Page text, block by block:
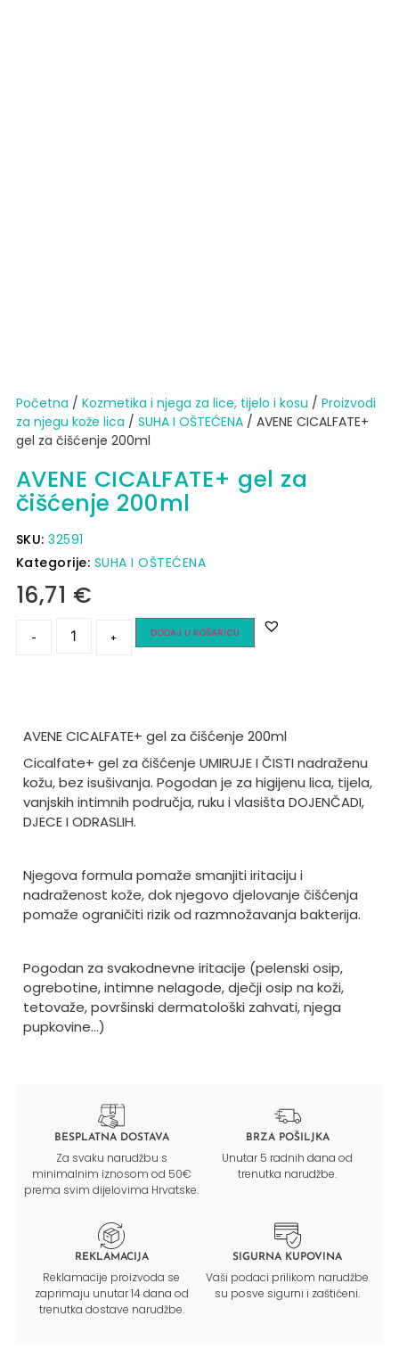
Početna / Kozmetika i njega za lice, tijelo i kosu / Proizvodi
za njegu kože lica / SUHA I OŠTEĆENA/ AVENE CICALFATE+
gel za čišćenje 200ml
AVENE CICALFATE+ gel za
čišćenje 200ml
SKU:32591
Kategorije: SUHA I OŠTEĆENA
16,71 €
- + DODAJ U KOŠARICU
AVENE CICALFATE+ gel za čišćenje 200ml
Cicalfate+ gel za čišćenje UMIRUJE I ČISTI nadraženu
kožu, bez isušivanja. Pogodan je za higijenu lica, tijela,
vanjskih intimnih područja, ruku i vlasišta DOJENČADI,
DJECE I ODRASLIH.
Njegova formula pomaže smanjiti iritaciju i
nadraženost kože, dok njegovo djelovanje čišćenja
pomaže ograničiti rizik od razmnožavanja bakterija.
Pogodan za svakodnevne iritacije (pelenski osip,
ogrebotine, intimne nelagode, dječji osip na koži,
tetovaže, površinski dermatološki zahvati, njega
pupkovine…)
BESPLATNA DOSTAVA
Za svaku narudžbu s
minimalnim iznosom od 50€
prema svim dijelovima Hrvatske.
BRZA POŠILJKA
Unutar 5 radnih dana od
trenutka narudžbe.
REKLAMACIJA
Reklamacije proizvoda se
zaprimaju unutar 14 dana od
trenutka dostave narudžbe.
SIGURNA KUPOVINA
Vaši podaci prilikom narudžbe
su posve sigurni i zaštićeni.